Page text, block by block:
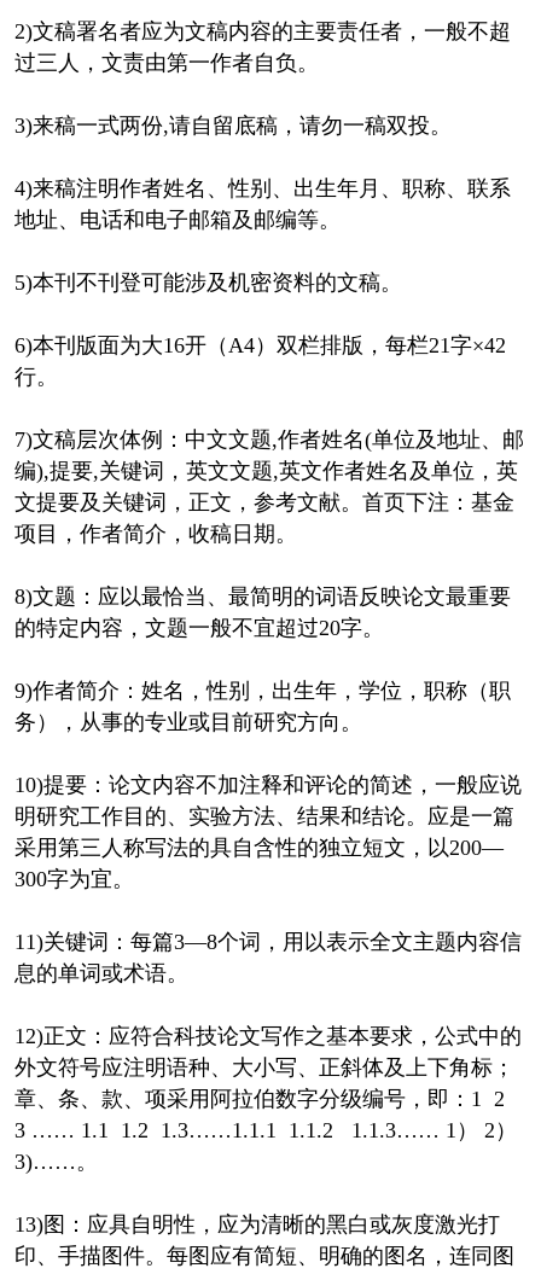
2)文稿署名者应为文稿内容的主要责任者，一般不超
过三人，文责由第一作者自负。
3)来稿一式两份,请自留底稿，请勿一稿双投。
4)来稿注明作者姓名、性别、出生年月、职称、联系
地址、电话和电子邮箱及邮编等。
5)本刊不刊登可能涉及机密资料的文稿。
6)本刊版面为大16开（A4）双栏排版，每栏21字×42
行。
7)文稿层次体例：中文文题,作者姓名(单位及地址、邮
编),提要,关键词，英文文题,英文作者姓名及单位，英
文提要及关键词，正文，参考文献。首页下注：基金
项目，作者简介，收稿日期。
8)文题：应以最恰当、最简明的词语反映论文最重要
的特定内容，文题一般不宜超过20字。
9)作者简介：姓名，性别，出生年，学位，职称（职
务），从事的专业或目前研究方向。
10)提要：论文内容不加注释和评论的简述，一般应说
明研究工作目的、实验方法、结果和结论。应是一篇
采用第三人称写法的具自含性的独立短文，以200—
300字为宜。
11)关键词：每篇3—8个词，用以表示全文主题内容信
息的单词或术语。
12)正文：应符合科技论文写作之基本要求，公式中的
外文符号应注明语种、大小写、正斜体及上下角标；
章、条、款、项采用阿拉伯数字分级编号，即：1 2
3 …… 1.1 1.2 1.3……1.1.1 1.1.2 1.1.3…… 1） 2）
3)……。
13)图：应具自明性，应为清晰的黑白或灰度激光打
印、手描图件。每图应有简短、明确的图名，连同图